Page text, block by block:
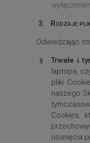
3. Rodzaje
Odwiedzając
§ Trwałe i
laptopa,
pliki
naszego
Cookies,
usunięcia